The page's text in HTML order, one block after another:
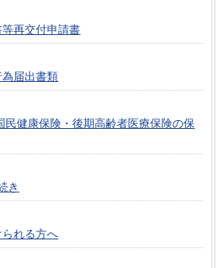
再交付申請書
届出書類
民健康保険・後期高齢者医療保険の保
き
れる方へ